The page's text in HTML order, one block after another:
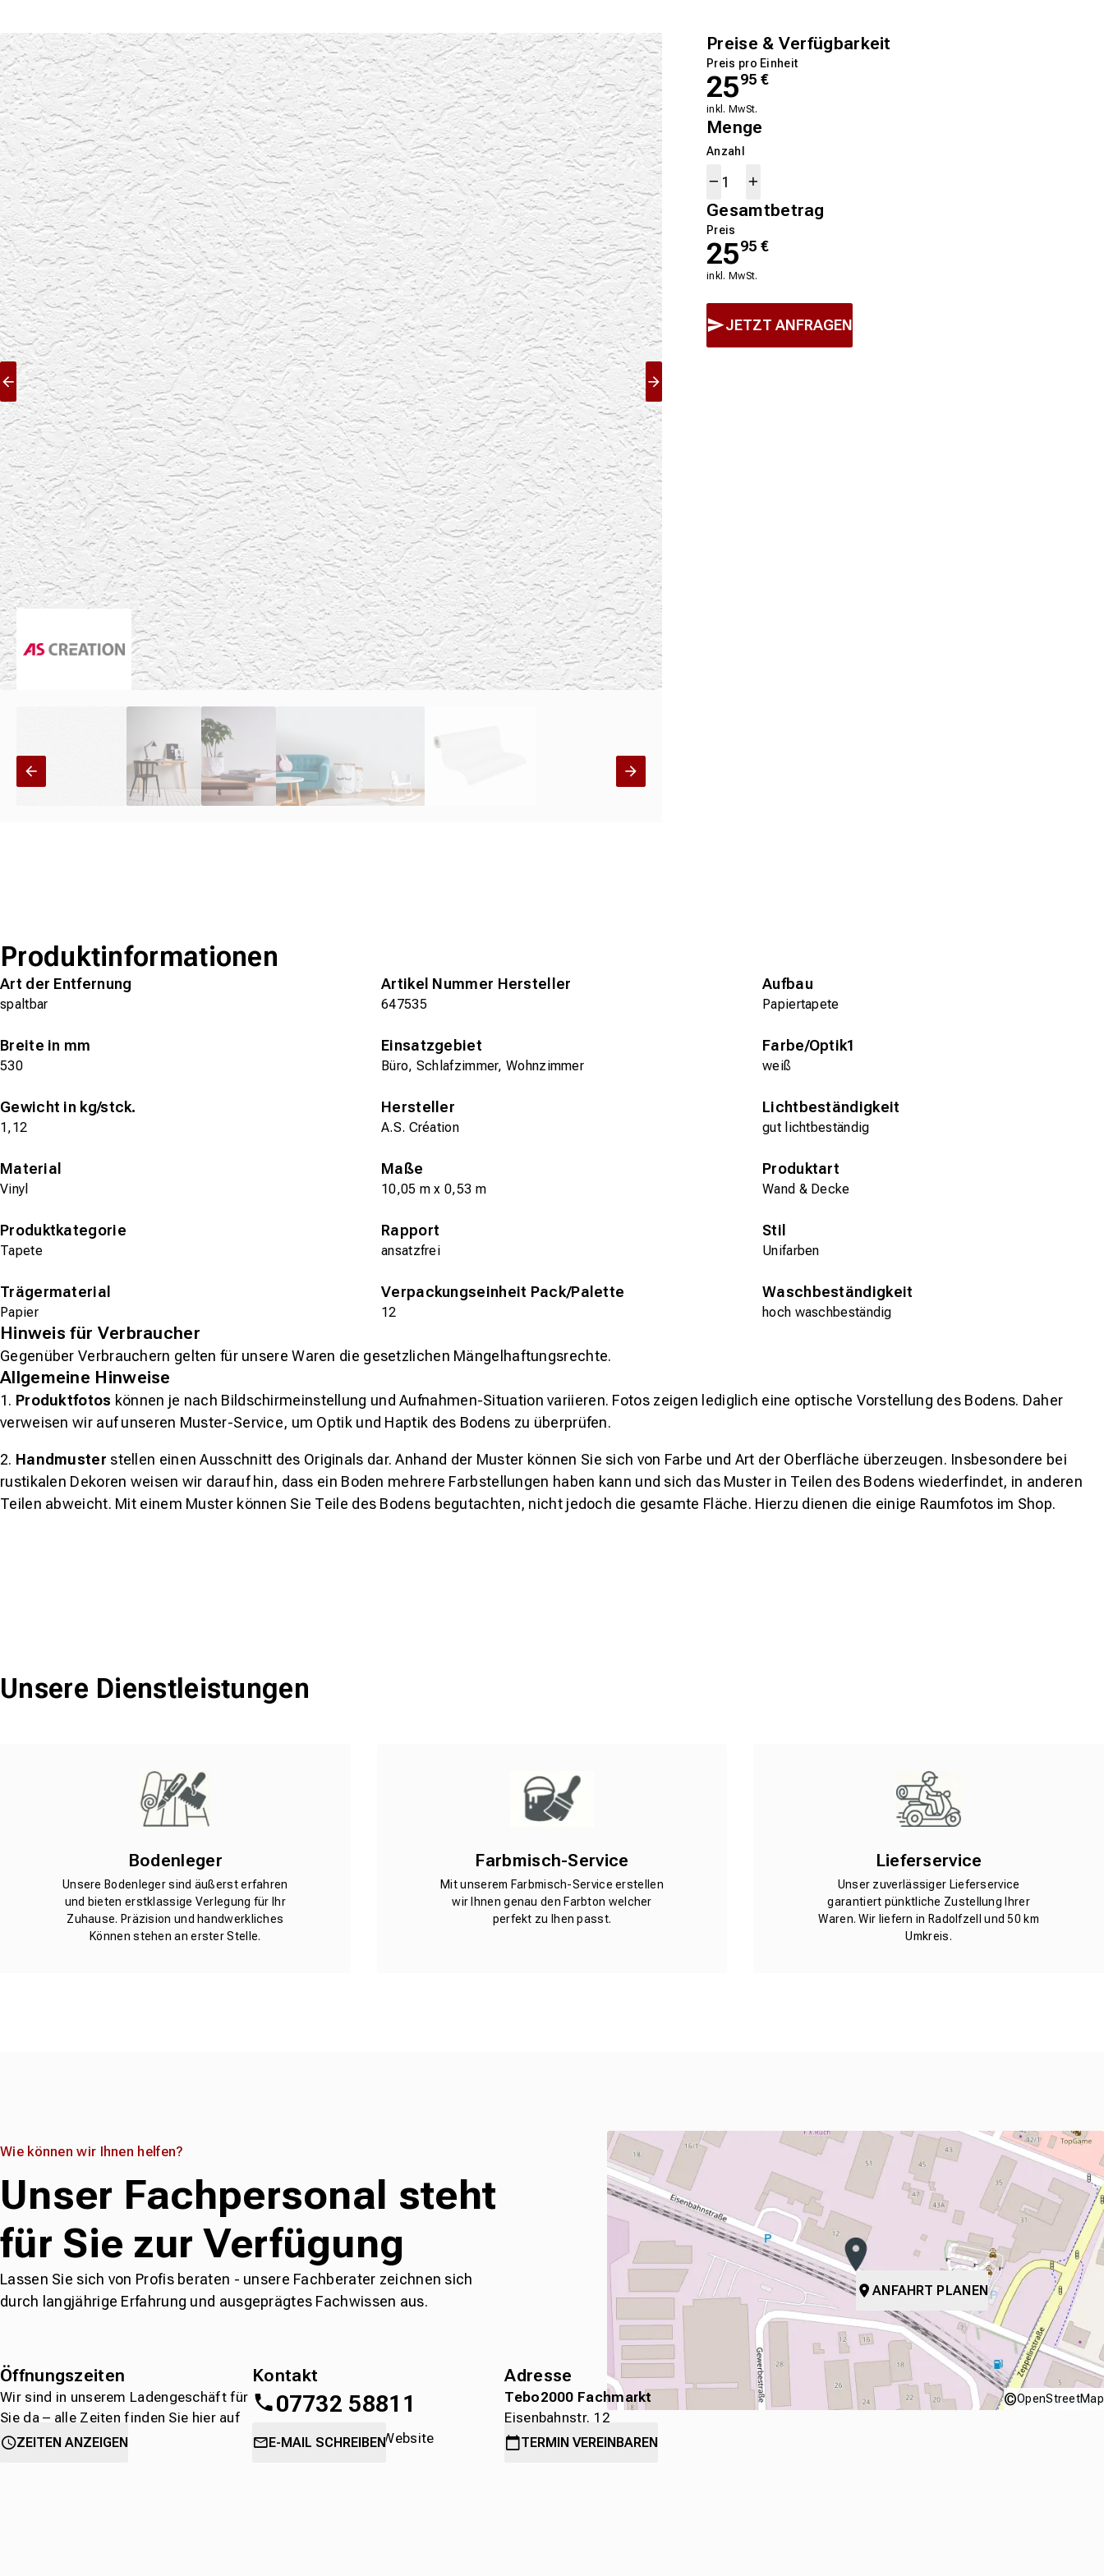
Preise & Verfügbarkeit
Preis pro Einheit
2595 €
inkl. MwSt.
Menge
Anzahl
Gesamtbetrag
Preis
2595 €
inkl. MwSt.
JETZT ANFRAGEN
Produktinformationen
Art der Entfernung
spaltbar
Artikel Nummer Hersteller
647535
Aufbau
Papiertapete
Breite in mm
530
Einsatzgebiet
Büro, Schlafzimmer, Wohnzimmer
Farbe/Optik1
weiß
Gewicht in kg/stck.
1,12
Hersteller
A.S. Création
Lichtbeständigkeit
gut lichtbeständig
Material
Vinyl
Maße
10,05 m x 0,53 m
Produktart
Wand & Decke
Produktkategorie
Tapete
Rapport
ansatzfrei
Stil
Unifarben
Trägermaterial
Papier
Verpackungseinheit Pack/Palette
12
Waschbeständigkeit
hoch waschbeständig
Hinweis für Verbraucher
Gegenüber Verbrauchern gelten für unsere Waren die gesetzlichen Mängelhaftungsrechte.
Allgemeine Hinweise
1. Produktfotos können je nach Bildschirmeinstellung und Aufnahmen-Situation variieren. Fotos zeigen lediglich eine optische Vorstellung des Bodens. Daher
verweisen wir auf unseren Muster-Service, um Optik und Haptik des Bodens zu überprüfen.
2. Handmuster stellen einen Ausschnitt des Originals dar. Anhand der Muster können Sie sich von Farbe und Art der Oberfläche überzeugen. Insbesondere bei
rustikalen Dekoren weisen wir darauf hin, dass ein Boden mehrere Farbstellungen haben kann und sich das Muster in Teilen des Bodens wiederfindet, in anderen
Teilen abweicht. Mit einem Muster können Sie Teile des Bodens begutachten, nicht jedoch die gesamte Fläche. Hierzu dienen die einige Raumfotos im Shop.
Unsere Dienstleistungen
Bodenleger
Unsere Bodenleger sind äußerst erfahren
und bieten erstklassige Verlegung für Ihr
Zuhause. Präzision und handwerkliches
Können stehen an erster Stelle.
Farbmisch-Service
Mit unserem Farbmisch-Service erstellen
wir Ihnen genau den Farbton welcher
perfekt zu Ihen passt.
Lieferservice
Unser zuverlässiger Lieferservice
garantiert pünktliche Zustellung Ihrer
Waren. Wir liefern in Radolfzell und 50 km
Umkreis.
Wie können wir Ihnen helfen?
Unser Fachpersonal steht
für Sie zur Verfügung
Lassen Sie sich von Profis beraten - unsere Fachberater zeichnen sich
durch langjährige Erfahrung und ausgeprägtes Fachwissen aus.
Öffnungszeiten
Wir sind in unserem Ladengeschäft für
Sie da – alle Zeiten finden Sie hier auf
einen Blick.
ZEITEN ANZEIGEN
Kontakt
07732 58811
oderdirekt über die Website
E-MAIL SCHREIBEN
Adresse
Tebo2000 Fachmarkt
Eisenbahnstr. 12
78315 Radolfzell
TERMIN VEREINBAREN
ANFAHRT PLANEN
©OpenStreetMap